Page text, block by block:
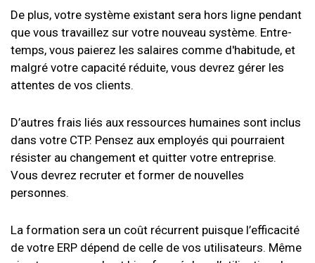
De plus, votre système existant sera hors ligne pendant
que vous travaillez sur votre nouveau système. Entre-
temps, vous paierez les salaires comme d'habitude, et
malgré votre capacité réduite, vous devrez gérer les
attentes de vos clients.
D’autres frais liés aux ressources humaines sont inclus
dans votre CTP. Pensez aux employés qui pourraient
résister au changement et quitter votre entreprise.
Vous devrez recruter et former de nouvelles
personnes.
La formation sera un coût récurrent puisque l’efficacité
de votre ERP dépend de celle de vos utilisateurs. Même